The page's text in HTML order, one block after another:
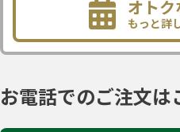
オト
もっと詳
お電話でのご注文は